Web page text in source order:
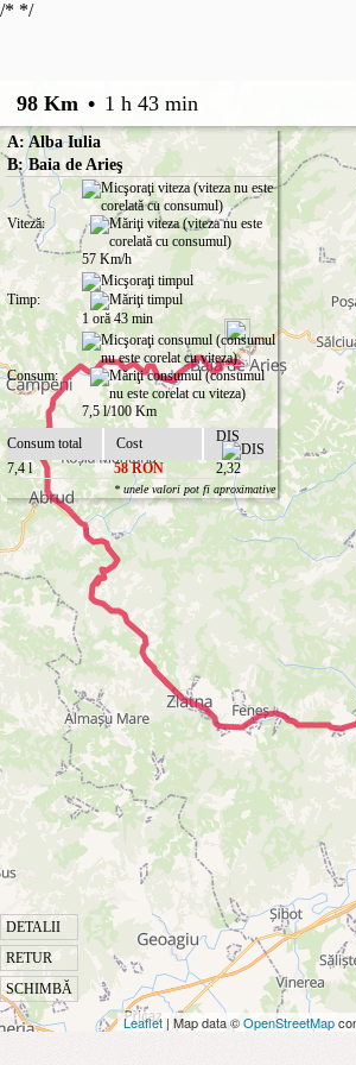
/* */
98 Km • 1 h 43 min
DETALII
RETUR
SCHIMBĂ
A: Alba Iulia
B: Baia de Arieş
Viteză:
57 Km/h
Timp:
1 oră 43 min
Consum:
7,5 l/100 Km
Consum total
Cost
DIS
7,4 l
58 RON 2,32
* unele valori pot fi aproximative